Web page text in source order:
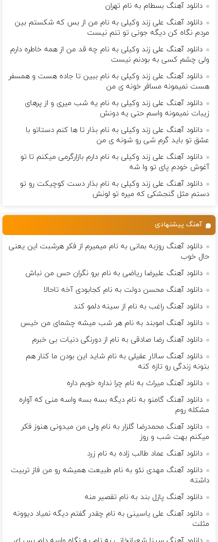
دانلود آهنگ بسطام به نام تهران
دانلود آهنگ علی زند وکیلی به نام من از بس كه شكستم بین
مردم نگاه كن دیگه جونى تو تنم نیست
دانلود آهنگ علی زند وکیلی به نام چه قد من از همه خاطره دارم
ولی چشم كسی به بودنم نیست
دانلود آهنگ علی زند وکیلی به نام ببین تا جاده هست و همسفر
هست نمیمونه مسافر خونه ی من
دانلود آهنگ علی زند وکیلی به نام یه شب میرى و از پرهای
زيبات نمیمونه واسم حتی یه دونش
دانلود آهنگ علی زند وکیلی به نام بذار تا ها كنم دستاتو با
عشق تو باید گرم شی رو شونه ى من
دانلود آهنگ علی زند وکیلی به نام دارم بازارگرمی میكنم تا تو
آغوش خودم پای تو وا شه
دانلود آهنگ علی زند وکیلی به نام بذار دست كوچیكت رو تو
دستم مثل گنجشكی كه میره تو لونش
آهنگ پیشنهادی
دانلود آهنگ روزبه بمانی به نام میمیرم از فکر هرشبت این یعنی
حال خوب
دانلود آهنگ علیرضا ریاضی به نام برو نگران حس من نباش
دانلود آهنگ محسن دولت به نام کجابودی آخه تاحالا
دانلود آهنگ راغب به نام از سینه دلمو کند
دانلود آهنگ اموبند به نام هر شب میشه چشمای من خیس
دانلود آهنگ رضا صادقی به نام از دورﻧﮕﻰ دﻧﻴﺎت ﺑﻰ ﺧﺒﺮم
دانلود آهنگ سالار عقیلی به نام شاید این بودن ما کنار هم
بتونه زندگی رو تازه کنه
دانلود آهنگ میراث به نام چرا نداره خوبم داره
دانلود آهنگ گامنو به نام دیگه بسه بسه واسه منی که آواره
مشکله روم
دانلود آهنگ محمدرضا گلزار به نام ولی من میدونی هنوز فکر
میکنم بهت شب و روز
دانلود آهنگ عماد طالب زاده به نام زرد
دانلود آهنگ مهدی نئو به نام طبیعت همیشه رو من فاز تربیت
داشته
دانلود آهنگ پازل بند به نام تقصیر منه
دانلود آهنگ علی یاسینی به نام چقدر گفتم دیگه نمیاد دیوونه
مثلت